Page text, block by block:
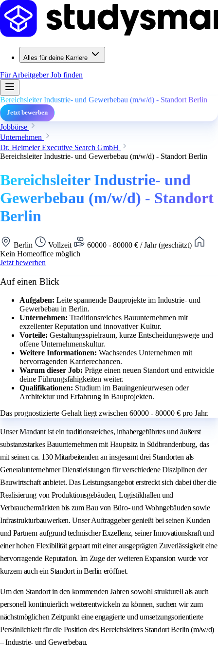
Alles für deine Karriere
Für ArbeitgeberJob finden
Bereichsleiter Industrie- und Gewerbebau (m/w/d) - Standort Berlin
Jetzt bewerben
Jobbörse
Unternehmen
Dr. Heimeier Executive Search GmbH
Bereichsleiter Industrie- und Gewerbebau (m/w/d) - Standort Berlin
Bereichsleiter Industrie- und
Gewerbebau (m/w/d) - Standort
Berlin
Berlin Vollzeit
60000 - 80000 € / Jahr (geschätzt)
Kein Homeoffice möglich
Jetzt bewerben
Auf einen Blick
Aufgaben: Leite spannende Bauprojekte im Industrie- und
Gewerbebau in Berlin.
Unternehmen: Traditionsreiches Bauunternehmen mit
exzellenter Reputation und innovativer Kultur.
Vorteile: Gestaltungsspielraum, kurze Entscheidungswege und
offene Unternehmenskultur.
Weitere Informationen: Wachsendes Unternehmen mit
hervorragenden Karrierechancen.
Warum dieser Job: Präge einen neuen Standort und entwickle
deine Führungsfähigkeiten weiter.
Qualifikationen: Studium im Bauingenieurwesen oder
Architektur und Erfahrung in Bauprojekten.
Das prognostizierte Gehalt liegt zwischen 60000 - 80000 € pro Jahr.
Unser Mandant ist ein traditionsreiches, inhabergeführtes und äußerst
substanzstarkes Bauunternehmen mit Hauptsitz in Südbrandenburg, das
mit seinen ca. 130 Mitarbeitenden an insgesamt drei Standorten als
Generalunternehmer Dienstleistungen für verschiedene Disziplinen der
Bauwirtschaft anbietet. Das Leistungsangebot erstreckt sich dabei über die
Realisierung von Produktionsgebäuden, Logistikhallen und
Verbrauchermärkten bis zum Bau von Büro- und Wohngebäuden sowie
Infrastrukturbauwerken. Unser Auftraggeber genießt bei seinen Kunden
und Partnern aufgrund technischer Exzellenz, seiner Innovationskraft und
einer hohen Flexibilität gepaart mit einer ausgeprägten Zuverlässigkeit eine
hervorragende Reputation. Im Zuge der weiteren Expansion wurde vor
kurzem auch ein Standort in Berlin eröffnet.
Um den Standort in den kommenden Jahren sowohl strukturell als auch
personell kontinuierlich weiterentwickeln zu können, suchen wir zum
nächstmöglichen Zeitpunkt eine engagierte und umsetzungsorientierte
Persönlichkeit für die Position des Bereichsleiters Standort Berlin (m/w/d)
– Industrie- und Gewerbebau.